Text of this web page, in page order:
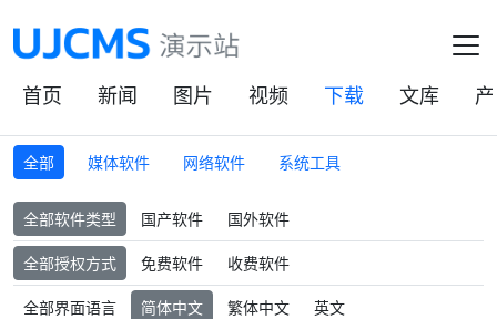
首页 新闻 图片 视频 下载 文库
全部 媒体软件 网络软件 系统工具
全部软件类型 国产软件 国外软件
全部授权方式 免费软件 收费软件
全部界面语言 简体中文 繁体中文 英文